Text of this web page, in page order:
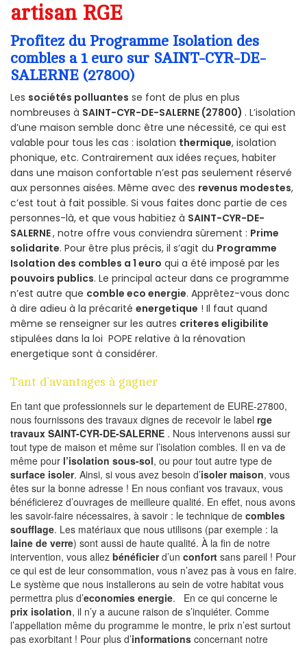
artisan RGE
Profitez du Programme Isolation des
combles a 1 euro sur SAINT-CYR-DE-
SALERNE (27800)
Les sociétés polluantes se font de plus en plus
nombreuses à SAINT-CYR-DE-SALERNE (27800) . L’isolation
d’une maison semble donc être une nécessité, ce qui est
valable pour tous les cas : isolation thermique, isolation
phonique, etc. Contrairement aux idées reçues, habiter
dans une maison confortable n’est pas seulement réservé
aux personnes aisées. Même avec des revenus modestes,
c’est tout à fait possible. Si vous faites donc partie de ces
personnes-là, et que vous habitiez à SAINT-CYR-DE-
SALERNE, notre offre vous conviendra sûrement : Prime
solidarite. Pour être plus précis, il s’agit du Programme
Isolation des combles a 1 euro qui a été imposé par les
pouvoirs publics. Le principal acteur dans ce programme
n’est autre que comble eco energie. Apprêtez-vous donc
à dire adieu à la précarité energetique ! Il faut quand
même se renseigner sur les autres criteres eligibilite
stipulées dans la loi POPE relative à la rénovation
energetique sont à considérer.
Tant d’avantages à gagner
En tant que professionnels sur le departement de EURE-27800,
nous fournissons des travaux dignes de recevoir le label rge
travaux SAINT-CYR-DE-SALERNE . Nous intervenons aussi sur
tout type de maison et même sur l’isolation combles. Il en va de
même pour l’isolation sous-sol, ou pour tout autre type de
surface isoler. Ainsi, si vous avez besoin d’isoler maison, vous
êtes sur la bonne adresse ! En nous confiant vos travaux, vous
bénéficierez d’ouvrages de meilleure qualité. En effet, nous avons
les savoir-faire nécessaires, à savoir : le technique de combles
soufflage. Les matériaux que nous utilisons (par exemple : la
laine de verre) sont aussi de haute qualité. À la fin de notre
intervention, vous allez bénéficierd’un confort sans pareil ! Pour
ce qui est de leur consommation, vous n’avez pas à vous en faire.
Le système que nous installerons au sein de votre habitat vous
permettra plus d’economies energie. En ce qui concerne le
prix isolation, il n’y a aucune raison de s’inquiéter. Comme
l’appellation même du programme le montre, le prix n’est surtout
pas exorbitant ! Pour plus d’informations concernant notre